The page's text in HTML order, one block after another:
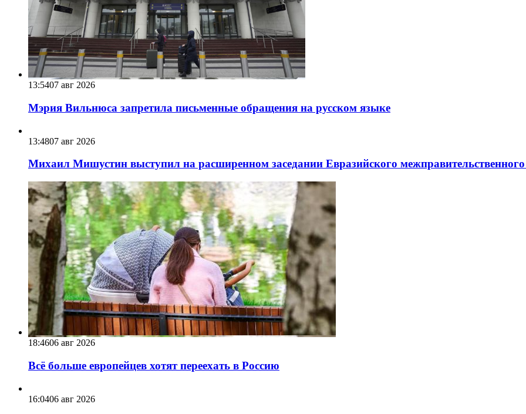
13:5407 авг 2026
Мэрия Вильнюса запретила письменные обращения на русском языке
13:4807 авг 2026
Михаил Мишустин выступил на расширенном заседании Евразийского
18:4606 авг 2026
Всё больше европейцев хотят переехать в Россию
16:0406 авг 2026